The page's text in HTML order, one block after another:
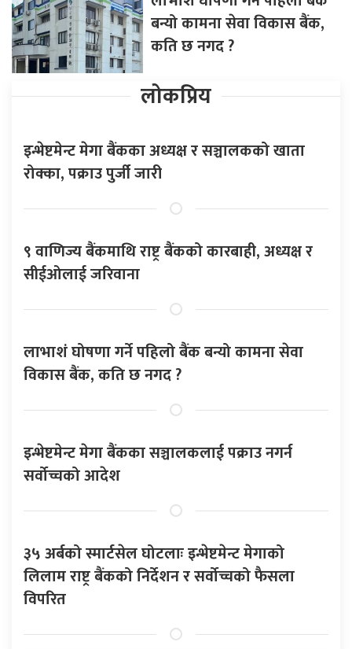
बन्यो कामना सेवा विकास बैंक,
कति छ नगद ?
लोकप्रिय
इन्भेष्टमेन्ट मेगा बैंकका अध्यक्ष र सञ्चालकको खाता
रोक्का, पक्राउ पुर्जी जारी
९ वाणिज्य बैंकमाथि राष्ट्र बैंकको कारबाही, अध्यक्ष र
सीईओलाई जरिवाना
लाभाशं घोषणा गर्ने पहिलो बैंक बन्यो कामना सेवा
विकास बैंक, कति छ नगद ?
इन्भेष्टमेन्ट मेगा बैंकका सञ्चालकलाई पक्राउ नगर्न
सर्वोच्चको आदेश
३५ अर्बको स्मार्टसेल घोटलाः इन्भेष्टमेन्ट मेगाको
लिलाम राष्ट्र बैंकको निर्देशन र सर्वोच्चको फैसला
विपरित